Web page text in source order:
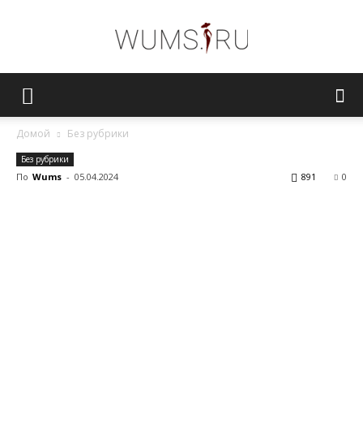
Домой Без рубрики
Без рубрики
По Wums - 05.04.2024 0
891